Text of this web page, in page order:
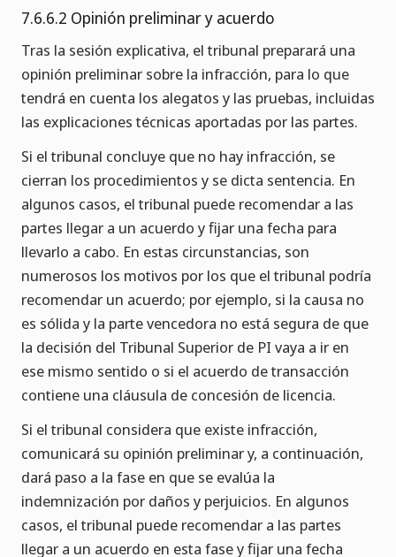
7.6.6.2 Opinión preliminar y acuerdo
Tras la sesión explicativa, el tribunal preparará una
opinión preliminar sobre la infracción, para lo que
tendrá en cuenta los alegatos y las pruebas, incluidas
las explicaciones técnicas aportadas por las partes.
Si el tribunal concluye que no hay infracción, se
cierran los procedimientos y se dicta sentencia. En
algunos casos, el tribunal puede recomendar a las
partes llegar a un acuerdo y fijar una fecha para
llevarlo a cabo. En estas circunstancias, son
numerosos los motivos por los que el tribunal podría
recomendar un acuerdo; por ejemplo, si la causa no
es sólida y la parte vencedora no está segura de que
la decisión del Tribunal Superior de PI vaya a ir en
ese mismo sentido o si el acuerdo de transacción
contiene una cláusula de concesión de licencia.
Si el tribunal considera que existe infracción,
comunicará su opinión preliminar y, a continuación,
dará paso a la fase en que se evalúa la
indemnización por daños y perjuicios. En algunos
casos, el tribunal puede recomendar a las partes
llegar a un acuerdo en esta fase y fijar una fecha